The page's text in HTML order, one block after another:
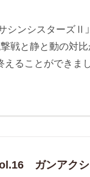
シンシスターズⅡ
戦と静と動の対
えることができま
ガンアク